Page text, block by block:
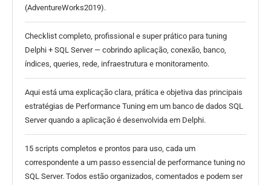
(AdventureWorks2019).
Checklist completo, profissional e super prático para tuning
Delphi + SQL Server — cobrindo aplicação, conexão, banco,
índices, queries, rede, infraestrutura e monitoramento.
Aqui está uma explicação clara, prática e objetiva das principais
estratégias de Performance Tuning em um banco de dados SQL
Server quando a aplicação é desenvolvida em Delphi.
15 scripts completos e prontos para uso, cada um
correspondente a um passo essencial de performance tuning no
SQL Server. Todos estão organizados, comentados e podem ser